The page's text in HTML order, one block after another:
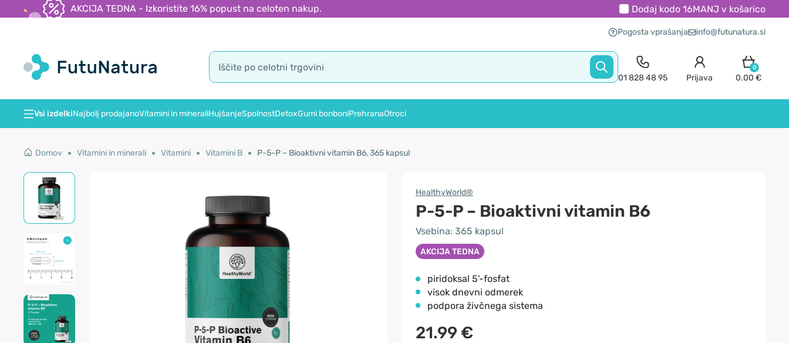
AKCIJA TEDNA - Izkoristite 16% popust na celoten nakup. Dodaj kodo 16MANJ v košarico
Pogosta vprašanja info@futunatura.si
01 828 48 95 Prijava
0
0.00 €
Vsi izdelkiNajbolj prodajanoVitamini in mineraliHujšanjeSpolnostDetoxGumi bonboniPrehranaOtroci
Domov Vitamini in minerali Vitamini Vitamini B P-5-P – Bioaktivni vitamin B6, 365 kapsul
HealthyWorld®
P-5-P – Bioaktivni vitamin B6
Vsebina: 365 kapsul
AKCIJA TEDNA
piridoksal 5'-fosfat
visok dnevni odmerek
podpora živčnega sistema
21.99 €